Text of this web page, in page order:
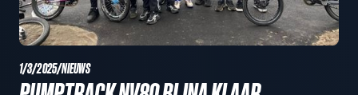
1/3/2025/NIEUWS